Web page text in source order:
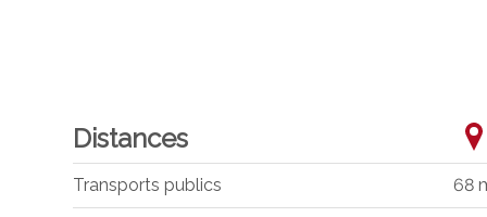
Distances
Transports publics 68